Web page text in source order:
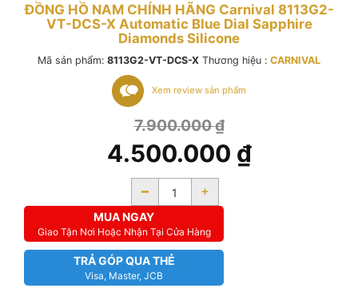
ĐỒNG HỒ NAM CHÍNH HÃNG Carnival 8113G2-
VT-DCS-X Automatic Blue Dial Sapphire
Diamonds Silicone
Mã sản phẩm: 8113G2-VT-DCS-X Thương hiệu : CARNIVAL
Xem review sản phẩm
7.900.000₫
4.500.000 ₫
- +
MUA NGAY
Giao Tận Nơi Hoặc Nhận Tại Cửa Hàng
TRẢ GÓP QUA THẺ
Visa, Master, JCB